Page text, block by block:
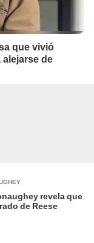
que vivió
de
revela que
de Reese